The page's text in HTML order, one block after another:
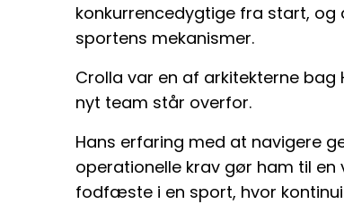
konkurrencedygtige fra start,
sportens mekanismer.
Crolla var en af arkitekterne
nyt team står overfor.
Hans erfaring med at navigere
operationelle krav gør ham til
fodfæste i en sport, hvor